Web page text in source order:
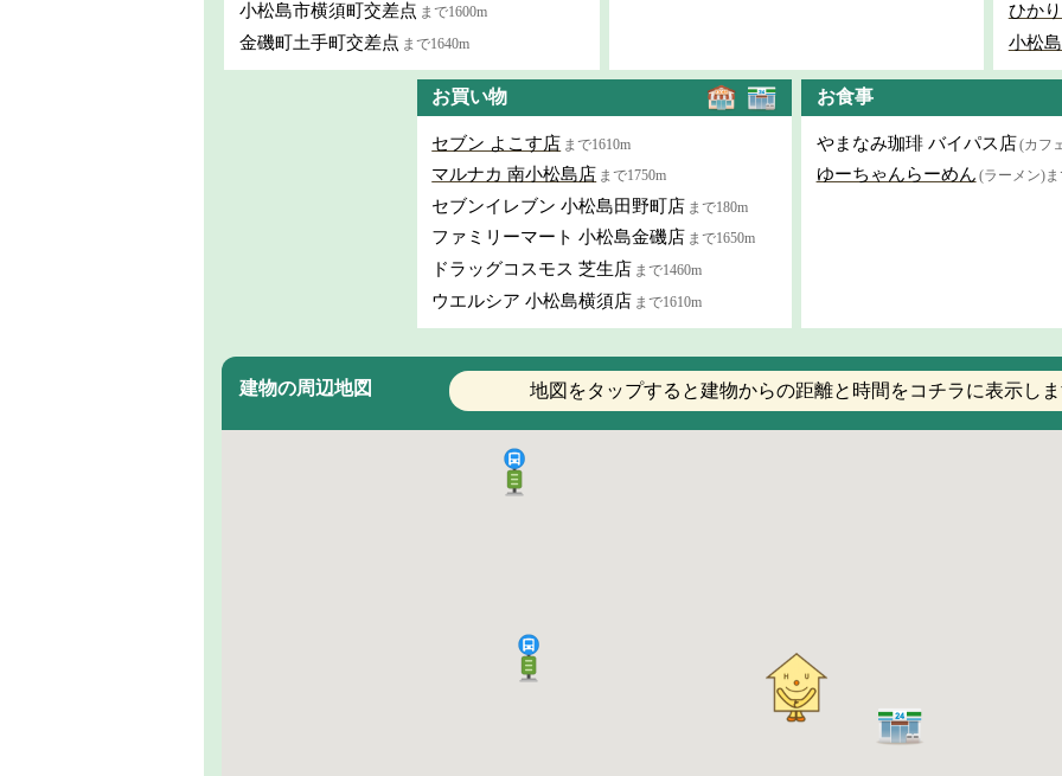
小松島市横須町交差点 まで1600m
金磯町土手町交差点 まで1640m
ひか
小松
お買い物
セブン よこす店 まで1610m
マルナカ 南小松島店 まで1750m
セブンイレブン 小松島田野町店 まで180m
ファミリーマート 小松島金磯店 まで1650m
ドラッグコスモス 芝生店 まで1460m
ウエルシア 小松島横須店 まで1610m
お食事
やまなみ珈琲 バイパス店(カフ
ゆーちゃんらーめん (ラーメン)ま
建物の周辺地図 地図をタップすると建物からの距離と時間をコチラに表示し